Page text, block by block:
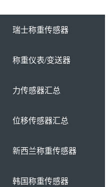
瑞士称重传感器
称重仪表/变送器
力传感器汇总
位移传感器汇总
新西兰称重传感器
韩国称重传感器